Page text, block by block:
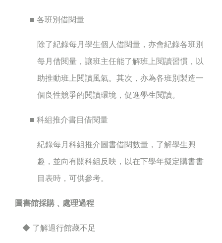
■ 各班別借閱量
除了紀錄每月學生個人借閱量，亦會紀錄各班別
每月借閱量，讓班主任能了解班上閱讀習慣，以
助推動班上閱讀風氣。其次，亦為各班別製造一
個良性競爭的閱讀環境，促進學生閱讀。
■ 科組推介書目借閱量
紀錄每月科組推介圖書借閱數量，了解學生興
趣，並向有關科組反映，以在下學年擬定購書書
目表時，可供參考。
圖書館採購﹑處理過程
◆ 了解過行館藏不足